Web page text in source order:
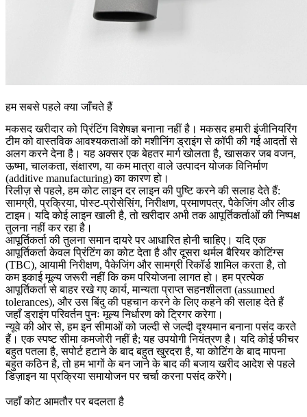
हम सबसे पहले क्या जाँचते हैं
मकसद खरीदार को प्रिंटिंग विशेषज्ञ बनाना नहीं है। मकसद हमारी इंजीनियरिंग
टीम को वास्तविक आवश्यकताओं को मशीनिंग ड्राइंग से कॉपी की गई आदतों से
अलग करने देना है। यह अक्सर एक बेहतर मार्ग खोलता है, खासकर जब वजन,
ऊष्मा, चालकता, संक्षारण, या कम मात्रा वाले उत्पादन योजक विनिर्माण
(additive manufacturing) का कारण हो।
रिलीज़ से पहले, हम कोट लाइन दर लाइन की पुष्टि करने की सलाह देते हैं:
सामग्री, प्रक्रिया, पोस्ट-प्रोसेसिंग, निरीक्षण, प्रमाणपत्र, पैकेजिंग और लीड
टाइम। यदि कोई लाइन खाली है, तो खरीदार अभी तक आपूर्तिकर्ताओं की निष्पक्ष
तुलना नहीं कर रहा है।
आपूर्तिकर्ता की तुलना समान दायरे पर आधारित होनी चाहिए। यदि एक
आपूर्तिकर्ता केवल प्रिंटिंग का कोट देता है और दूसरा थर्मल बैरियर कोटिंग्स
(TBC), आयामी निरीक्षण, पैकेजिंग और सामग्री रिकॉर्ड शामिल करता है, तो
कम इकाई मूल्य जरूरी नहीं कि कम परियोजना लागत हो। हम प्रत्येक
आपूर्तिकर्ता से बाहर रखे गए कार्य, मान्यता प्राप्त सहनशीलता (assumed
tolerances), और उस बिंदु की पहचान करने के लिए कहने की सलाह देते हैं
जहाँ ड्राइंग परिवर्तन पुनः मूल्य निर्धारण को ट्रिगर करेगा।
न्यूवे की ओर से, हम इन सीमाओं को जल्दी से जल्दी दृश्यमान बनाना पसंद करते
हैं। एक स्पष्ट सीमा कमजोरी नहीं है; यह उपयोगी नियंत्रण है। यदि कोई फीचर
बहुत पतला है, सपोर्ट हटाने के बाद बहुत खुरदरा है, या कोटिंग के बाद मापना
बहुत कठिन है, तो हम भागों के बन जाने के बाद की बजाय खरीद आदेश से पहले
डिज़ाइन या प्रक्रिया समायोजन पर चर्चा करना पसंद करेंगे।
जहाँ कोट आमतौर पर बदलता है